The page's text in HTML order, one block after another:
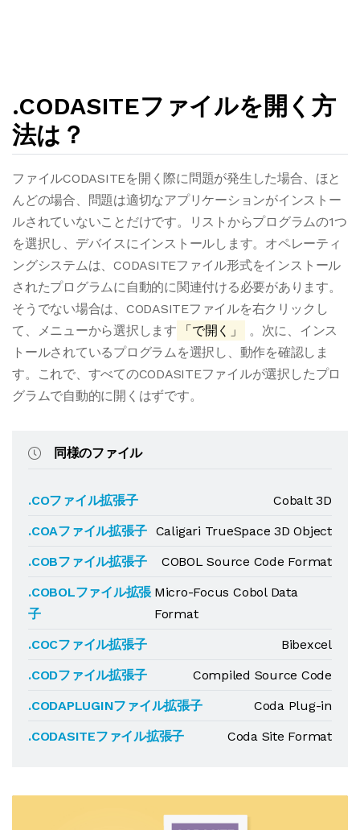
.CODASITEファイルを開く方
法は？
ファイルCODASITEを開く際に問題が発生した場合、ほと
んどの場合、問題は適切なアプリケーションがインストー
ルされていないことだけです。リストからプログラムの1つ
を選択し、デバイスにインストールします。オペレーティ
ングシステムは、CODASITEファイル形式をインストール
されたプログラムに自動的に関連付ける必要があります。
そうでない場合は、CODASITEファイルを右クリックし
て、メニューから選択します
「で開く」
。次に、インス
トールされているプログラムを選択し、動作を確認しま
す。これで、すべてのCODASITEファイルが選択したプロ
グラムで自動的に開くはずです。
同様のファイル
.COファイル拡張子
Cobalt 3D
.COAファイル拡張子
Caligari TrueSpace 3D Object
.COBファイル拡張子
COBOL Source Code Format
.COBOLファイル拡張
子
Micro-Focus Cobol Data
Format
.COCファイル拡張子
Bibexcel
.CODファイル拡張子
Compiled Source Code
.CODAPLUGINファイル拡張子
Coda Plug-in
.CODASITEファイル拡張子
Coda Site Format